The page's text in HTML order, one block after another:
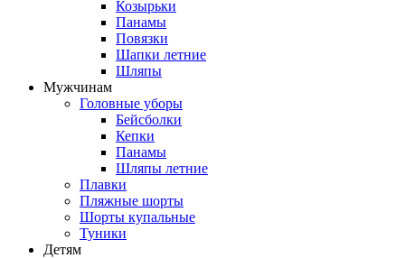
Козырьки
Панамы
Повязки
Шапки летние
Шляпы
Мужчинам
Головные уборы
Бейсболки
Кепки
Панамы
Шляпы летние
Плавки
Пляжные шорты
Шорты купальные
Туники
Детям